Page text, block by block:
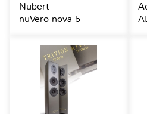
Nubert
nuVero nova 5